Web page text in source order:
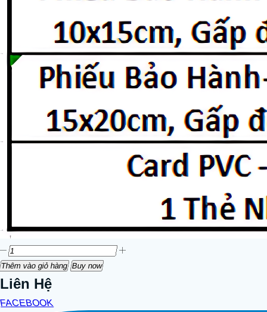
Thêm vào giỏ hàng Buy now
Liên Hệ